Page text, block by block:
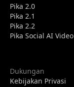
Pika 2.0
Pika 2.1
Pika 2.2
Pika Social AI Video
Dukungan
Kebijakan Privasi